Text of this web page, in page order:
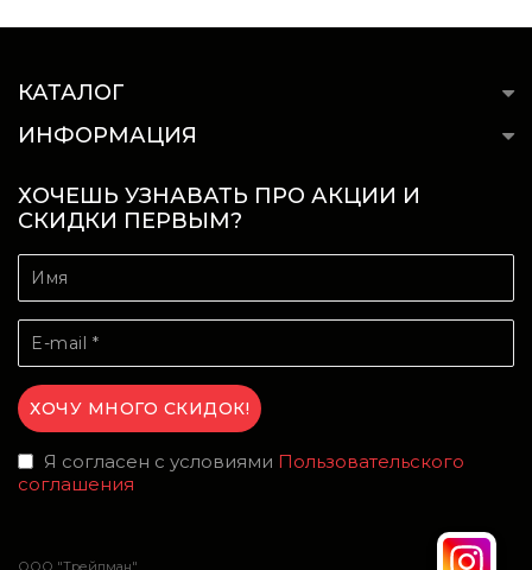
КАТАЛОГ
ИНФОРМАЦИЯ
ХОЧЕШЬ УЗНАВАТЬ ПРО АКЦИИ И
СКИДКИ ПЕРВЫМ?
Я согласен с условиями Пользовательского
соглашения
ООО "Трейдман"